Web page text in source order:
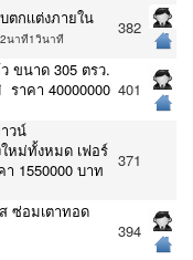
ตกเเต่งภายใน
นาที1วินาที
382
ขนาด 305 ตรว.
าคา 40000000 401
วน์
หม่ทั้งหมด เฟอร์
1550000 บาท
371
ซ่อมเตาทอด
394